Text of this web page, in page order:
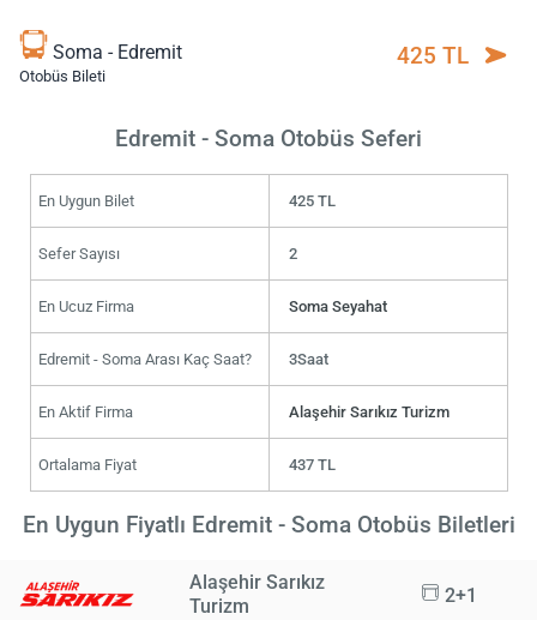
Soma - Edremit
Otobüs Bileti
425 TL
Edremit - Soma Otobüs Seferi
En Uygun Bilet 425 TL
Sefer Sayısı 2
En Ucuz Firma Soma Seyahat
Edremit - Soma Arası Kaç Saat? 3Saat
En Aktif Firma Alaşehir Sarıkız Turizm
Ortalama Fiyat 437 TL
En Uygun Fiyatlı Edremit - Soma Otobüs Biletleri
Alaşehir Sarıkız
Turizm
2+1